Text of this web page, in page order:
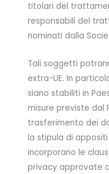
titolari del
responsabili del
nominati dalla
Tali soggetti
extra-UE. In
siano stabiliti in
misure previste dal
trasferimento dei
la stipula di
incorporano le
privacy approvate